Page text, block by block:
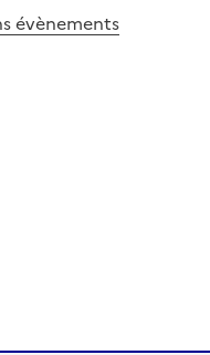
évènements